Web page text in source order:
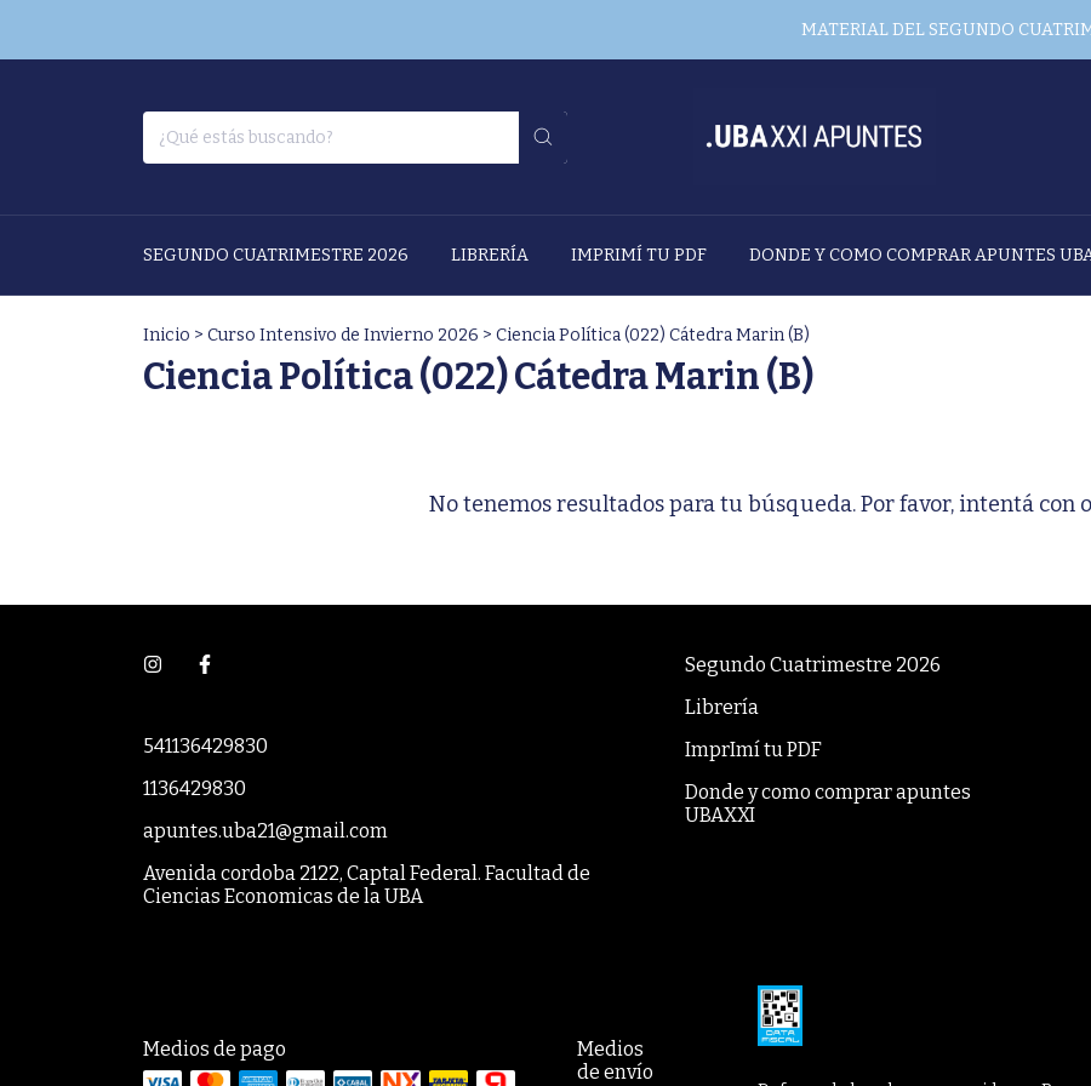
MATERIAL DEL SEGUNDO
SEGUNDO CUATRIMESTRE 2026 LIBRERÍA IMPRIMÍ TU PDF DONDE Y COMO COMPRAR APUNTES
Inicio > Curso Intensivo de Invierno 2026 > Ciencia Política (022) Cátedra Marin (B)
Ciencia Política (022) Cátedra Marin (B)
No tenemos resultados para tu búsqueda. Por favor, intentá con
541136429830
1136429830
apuntes.uba21@gmail.com
Avenida cordoba 2122, Captal Federal. Facultad de
Ciencias Economicas de la UBA
Segundo Cuatrimestre 2026
Librería
ImprImí tu PDF
Donde y como comprar apuntes
UBAXXI
Medios de pago
Medios
de envío